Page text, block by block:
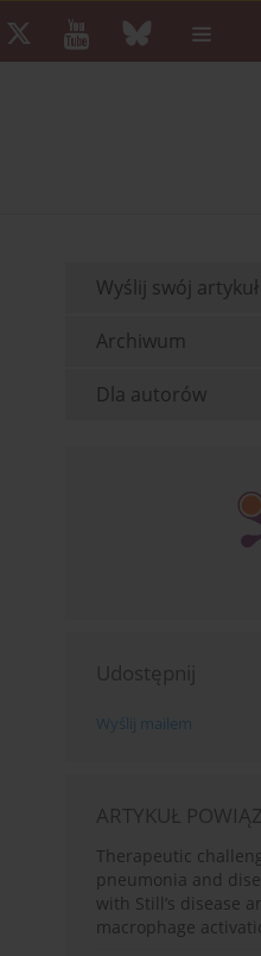
Wyślij swój artykuł
Archiwum
Dla autorów
Udostępnij
Wyślij mailem
ARTYKUŁ
Therapeutic
pneumonia and
with Still’s disease
macrophage